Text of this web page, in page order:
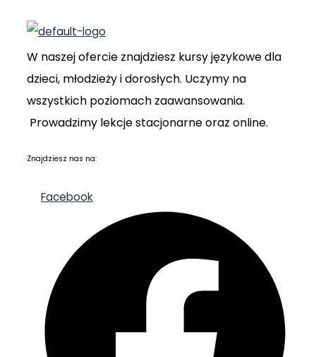
W naszej ofercie znajdziesz kursy językowe dla
dzieci, młodzieży i dorosłych. Uczymy na
wszystkich poziomach zaawansowania.
Prowadzimy lekcje stacjonarne oraz online.
Znajdziesz nas na:
Facebook